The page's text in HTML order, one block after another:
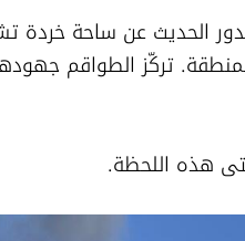
هذه اللحظة.